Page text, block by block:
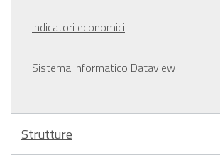
Indicatori economici
Sistema Informatico Dataview
Strutture